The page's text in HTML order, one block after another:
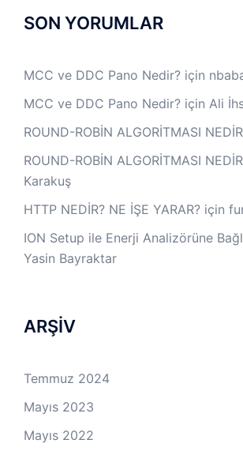
SON YORUMLAR
MCC ve DDC Pano Nedir? için
MCC ve DDC Pano Nedir? için Ali
ROUND-ROBİN ALGORİTMASI
ROUND-ROBİN ALGORİTMASI
Karakuş
HTTP NEDİR? NE İŞE YARAR? için
ION Setup ile Enerji Analizörüne
Yasin Bayraktar
ARŞİV
Temmuz 2024
Mayıs 2023
Mayıs 2022